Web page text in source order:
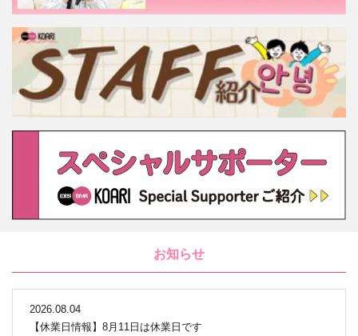
お知らせ
2026.08.04
【休業日情報】8月11日は休業日です